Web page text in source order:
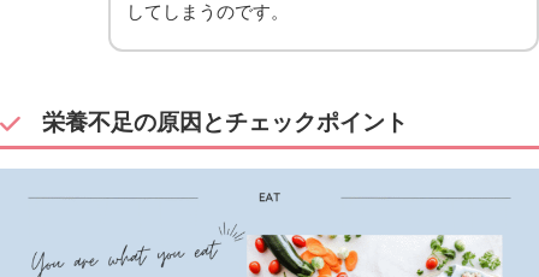
してしまうのです。
栄養不足の原因とチェックポイント